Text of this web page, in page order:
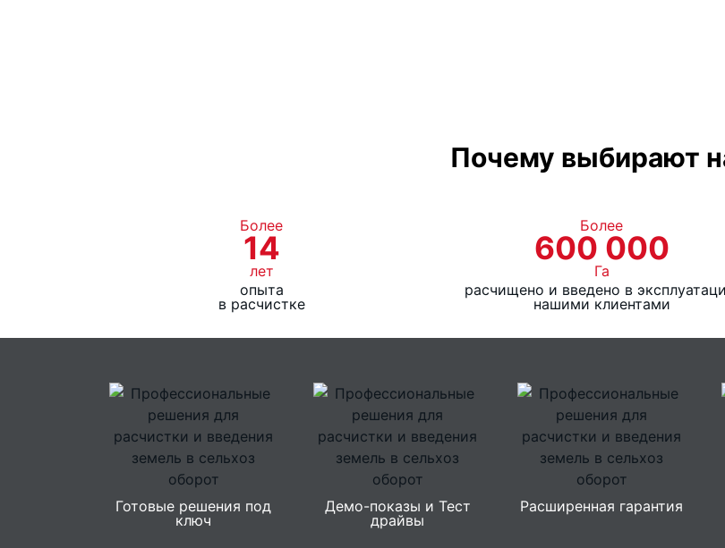
Почему выбирают
Более
14
лет
опыта
в расчистке
Более
600 000
Га
расчищено и введено в
нашими клиентами
Готовые решения под
ключ
Демо-показы и Тест
драйвы
Расширенная гарантия